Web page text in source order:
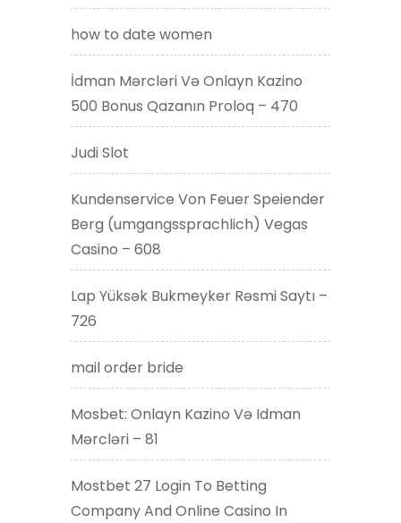
how to date women
İdman Mərcləri Və Onlayn Kazino
500 Bonus Qazanın Proloq – 470
Judi Slot
Kundenservice Von Feuer Speiender
Berg (umgangssprachlich) Vegas
Casino – 608
Lap Yüksək Bukmeyker Rəsmi Saytı –
726
mail order bride
Mosbet: Onlayn Kazino Və Idman
Mərcləri – 81
Mostbet 27 Login To Betting
Company And Online Casino In